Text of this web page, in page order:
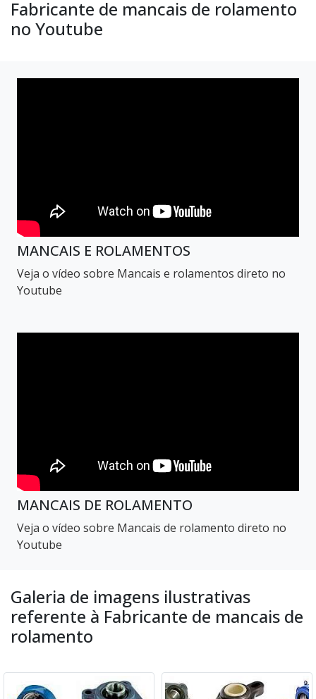
Fabricante de mancais de rolamento
no Youtube
MANCAIS E ROLAMENTOS
Veja o vídeo sobre Mancais e rolamentos direto no
Youtube
MANCAIS DE ROLAMENTO
Veja o vídeo sobre Mancais de rolamento direto no
Youtube
Galeria de imagens ilustrativas
referente à Fabricante de mancais de
rolamento